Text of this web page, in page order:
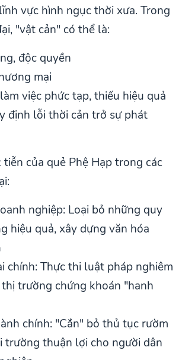
vực hình ngục thời xưa. Trong
"vật cản" có thể là:
độc quyền
mại
việc phức tạp, thiếu hiệu quả
định lỗi thời cản trở sự phát
của quẻ Phệ Hạp trong các
nghiệp: Loại bỏ những quy
hiệu quả, xây dựng văn hóa
chính: Thực thi luật pháp nghiêm
trường chứng khoán "hanh
chính: "Cắn" bỏ thủ tục rườm
trường thuận lợi cho người dân